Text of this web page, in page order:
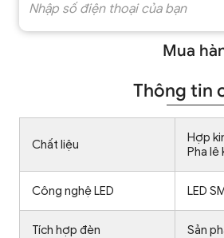
Mua
Thông tin
Chất liệu
Hợp
Pha lê
Công nghệ LED LED
Tích hợp đèn Sản